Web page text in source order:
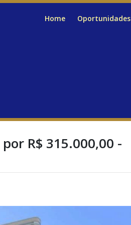
Home Oportunidades
R$ 315.000,00 -